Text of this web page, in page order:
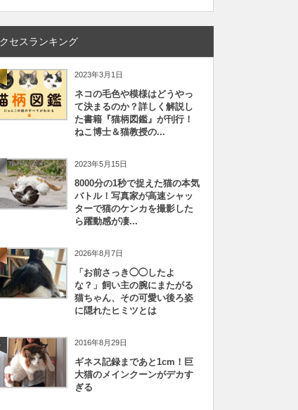
セスランキング
2023年3月1日
ネコの毛色や模様はどうやっ
て決まるのか？詳しく解説し
た書籍『猫柄図鑑』が刊行！
ねこ博士＆猫教授の...
2023年5月15日
8000分の1秒で捉えた猫の本気
バトル！写真家が高速シャッ
ターで猫のケンカを撮影した
ら躍動感が凄...
2026年8月7日
「お前さっき◯◯したよ
な？」飼い主の腕にまたがる
猫ちゃん、その可愛い後ろ姿
に隠れたヒミツとは
2016年8月29日
ギネス記録まであと1cm！巨
大猫のメインクーンがデカす
ぎる